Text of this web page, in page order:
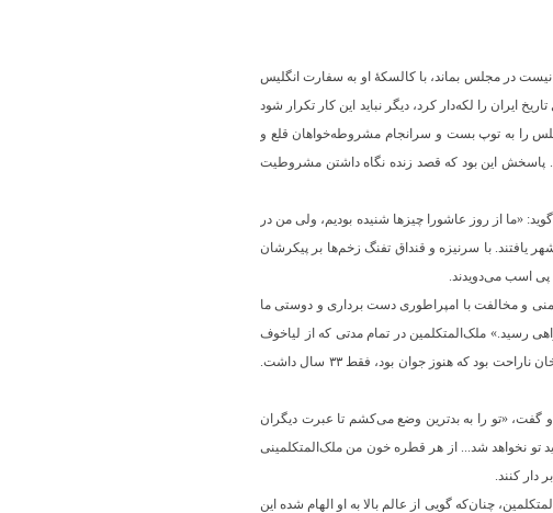
در مجلس بماند، با کالسکۀ او به سفارت انگلیس
ایران را لکه‌دار کرد، دیگر نباید این کار تکرار شود
را به توپ بست و سرانجام مشروطه‌خواهان قلع و
پاسخش این بود که قصد زنده نگاه داشتن مشروطیت
«ما از روز عاشورا چیزها شنیده بودیم، ولی من در
یافتند. با سرنیزه و قنداق تفنگ زخم‌ها بر پیکرشان
پی اسب می‌دویدند.
و مخالفت با امپراطوری دست برداری و دوستی ما
رسید.» ملک‌المتکلمین در تمام مدتی که از لیاخوف
ناسزا می‌شنید هیچ جوابی نداد و اصلاً به او نگاه نکرد. او می‌دانست که فردا او و جهانگیر خان را می‌کشند، فقط برای جهانگیرخان ناراحت بود که هنوز جوان بود، فقط ۳۳ سال داشت.
گفت، «تو را به بدترین وضع می‌کشم تا عبرت دیگران
تو نخواهد شد... از هر قطره خون من ملک‌المتکلمینی
کنند.
چنان‌که گویی از عالم بالا به او الهام شده این